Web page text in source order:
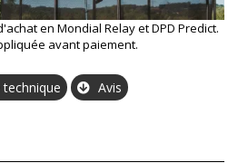
en Mondial Relay et DPD Predict.
avant paiement.
technique Avis